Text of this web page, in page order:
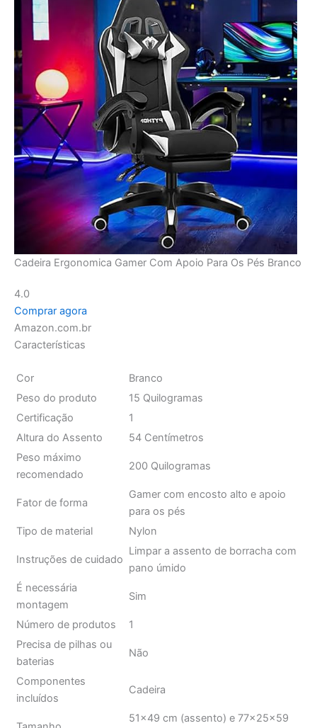
Cadeira Ergonomica Gamer Com Apoio Para Os Pés Branco
Comprar agora
Amazon.com.br
Características
Peso do produto
15 Quilogramas
Certificação
1
Altura do Assento
54 Centímetros
Peso máximo
recomendado
200 Quilogramas
Fator de forma
Gamer com encosto alto e apoio
para os pés
Tipo de material
Nylon
Instruções de cuidado
Limpar a assento de borracha com
pano úmido
É necessária
montagem
Sim
Número de produtos
1
Precisa de pilhas ou
baterias
Não
Componentes
incluídos
Tamanho
51x49 cm (assento) e 77x25x59
cm (total)